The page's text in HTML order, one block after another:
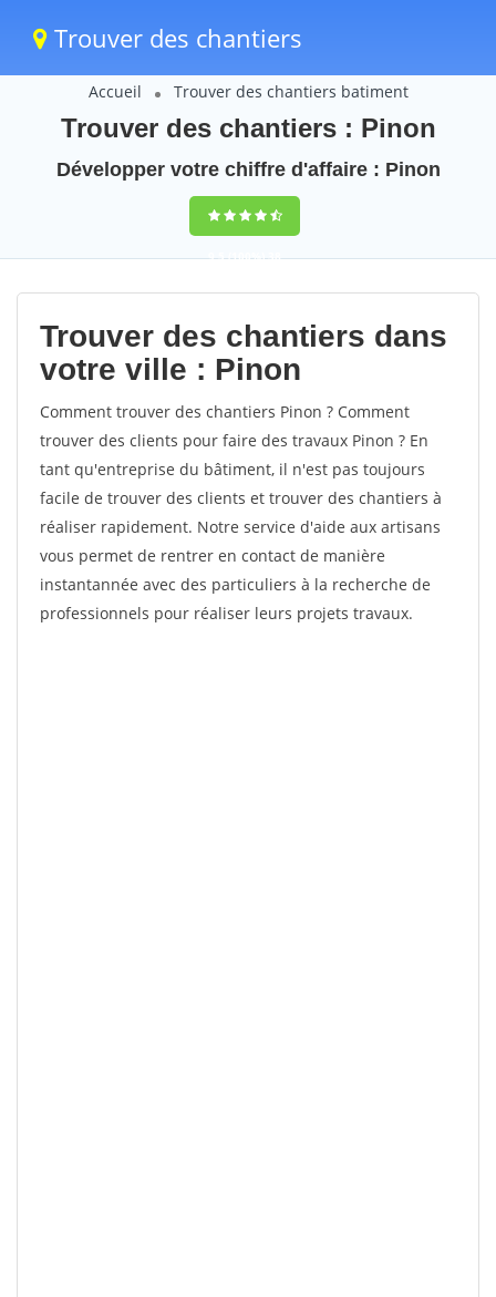
Trouver des chantiers
Accueil Trouver des chantiers batiment
Trouver des chantiers : Pinon
Développer votre chiffre d'affaire : Pinon
9,5(100%)38
votes
Trouver des chantiers dans
votre ville : Pinon
Comment trouver des chantiers Pinon ? Comment
trouver des clients pour faire des travaux Pinon ? En
tant qu'entreprise du bâtiment, il n'est pas toujours
facile de trouver des clients et trouver des chantiers à
réaliser rapidement. Notre service d'aide aux artisans
vous permet de rentrer en contact de manière
instantannée avec des particuliers à la recherche de
professionnels pour réaliser leurs projets travaux.